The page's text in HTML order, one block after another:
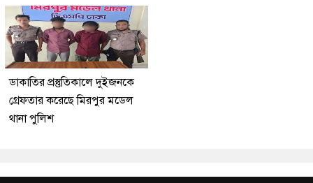
ডাকাতির প্রস্তুতিকালে দুইজনকে
গ্রেফতার করেছে মিরপুর মডেল
থানা পুলিশ